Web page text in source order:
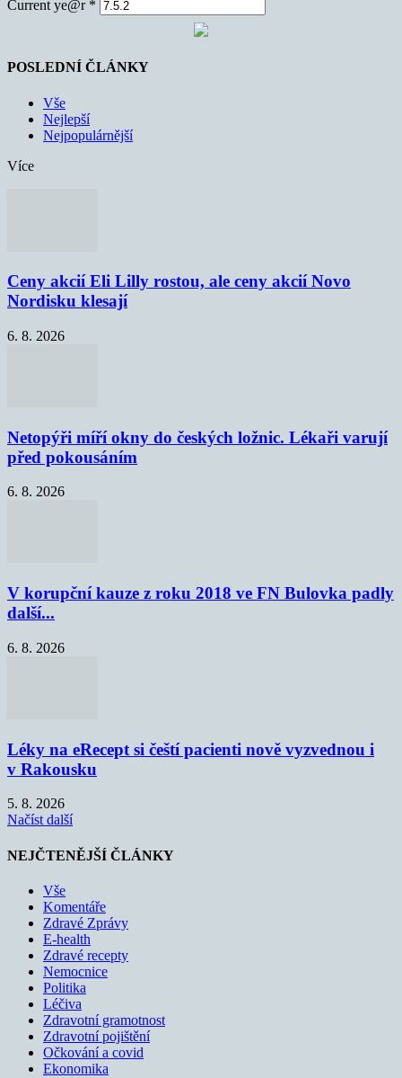
Current ye@r *
POSLEDNÍ ČLÁNKY
Vše
Nejlepší
Nejpopulárnější
Více
Ceny akcií Eli Lilly rostou, ale ceny akcií Novo
Nordisku klesají
6. 8. 2026
Netopýři míří okny do českých ložnic. Lékaři varují
před pokousáním
6. 8. 2026
V korupční kauze z roku 2018 ve FN Bulovka padly
další...
6. 8. 2026
Léky na eRecept si čeští pacienti nově vyzvednou i
v Rakousku
5. 8. 2026
Načíst další
NEJČTENĚJŠÍ ČLÁNKY
Vše
Komentáře
Zdravé Zprávy
E-health
Zdravé recepty
Nemocnice
Politika
Léčiva
Zdravotní gramotnost
Zdravotní pojištění
Očkování a covid
Ekonomika